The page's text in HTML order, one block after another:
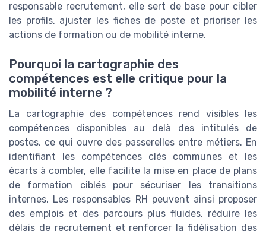
responsable recrutement, elle sert de base pour cibler
les profils, ajuster les fiches de poste et prioriser les
actions de formation ou de mobilité interne.
Pourquoi la cartographie des
compétences est elle critique pour la
mobilité interne ?
La cartographie des compétences rend visibles les
compétences disponibles au delà des intitulés de
postes, ce qui ouvre des passerelles entre métiers. En
identifiant les compétences clés communes et les
écarts à combler, elle facilite la mise en place de plans
de formation ciblés pour sécuriser les transitions
internes. Les responsables RH peuvent ainsi proposer
des emplois et des parcours plus fluides, réduire les
délais de recrutement et renforcer la fidélisation des